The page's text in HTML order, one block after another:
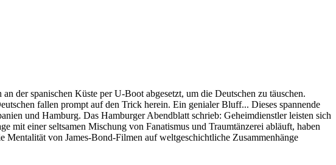
der spanischen Küste per U-Boot abgesetzt, um die Deutschen zu täuschen.
fallen prompt auf den Trick herein. Ein genialer Bluff... Dieses spannende
und Hamburg. Das Hamburger Abendblatt schrieb: Geheimdienstler leisten sich
mit einer seltsamen Mischung von Fanatismus und Traumtänzerei abläuft, haben
von James-Bond-Filmen auf weltgeschichtliche Zusammenhänge